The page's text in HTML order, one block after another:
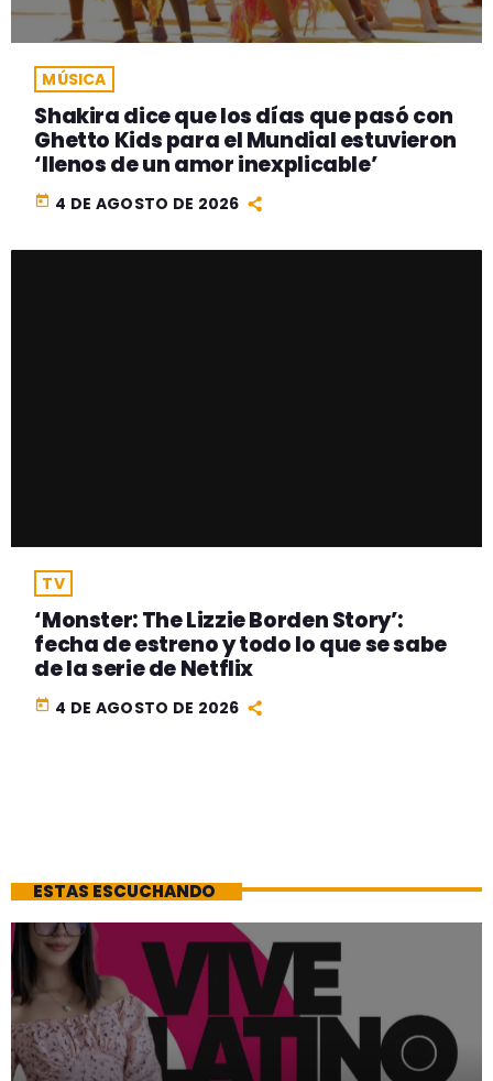
MÚSICA
Shakira dice que los días que pasó con
Ghetto Kids para el Mundial estuvieron
‘llenos de un amor inexplicable’
today 4 DE AGOSTO DE 2026
TV
‘Monster: The Lizzie Borden Story’:
fecha de estreno y todo lo que se sabe
de la serie de Netflix
today 4 DE AGOSTO DE 2026
ESTAS ESCUCHANDO